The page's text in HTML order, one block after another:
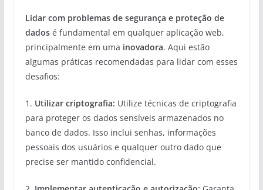
Lidar com problemas de segurança e proteção de
dadosé fundamental em qualquer aplicação web,
principalmente em uma inovadora. Aqui estão
algumas práticas recomendadas para lidar com esses
desafios:
1. Utilizar criptografia: Utilize técnicas de criptografia
para proteger os dados sensíveis armazenados no
banco de dados. Isso inclui senhas, informações
pessoais dos usuários e qualquer outro dado que
precise ser mantido confidencial.